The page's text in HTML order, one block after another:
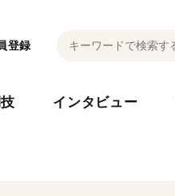
登録
インタビュー